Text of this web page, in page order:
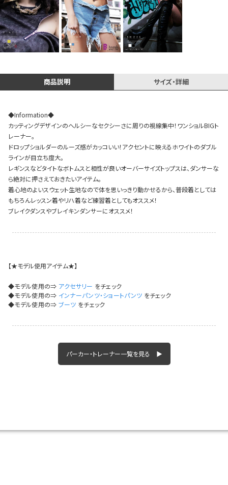
Instagram LIVE items
スタッフコーディネート
イベント一覧
商品説明 サイズ・詳細
◆Information◆
カッティングデザインのヘルシーなセクシーさに周りの視線集中！ワンショルBIGト
レーナー。
ドロップショルダーのルーズ感がカッコいい！アクセントに映えるホワイトのダブル
ラインが目立ち度大。
レギンスなどタイトなボトムスと相性が良いオーバーサイズトップスは、ダンサーな
ら絶対に押さえておきたいアイテム。
着心地のよいスウェット生地なので体を思いっきり動かせるから、普段着としては
もちろんレッスン着やリハ着など練習着としてもオススメ！
ブレイクダンスやブレイキンダンサーにオススメ！
【★モデル使用アイテム★】
◆モデル使用の⇒ アクセサリー をチェック
◆モデル使用の⇒ インナーパンツ・ショートパンツ をチェック
◆モデル使用の⇒ ブーツ をチェック
パーカー・トレーナー一覧を見る ▶